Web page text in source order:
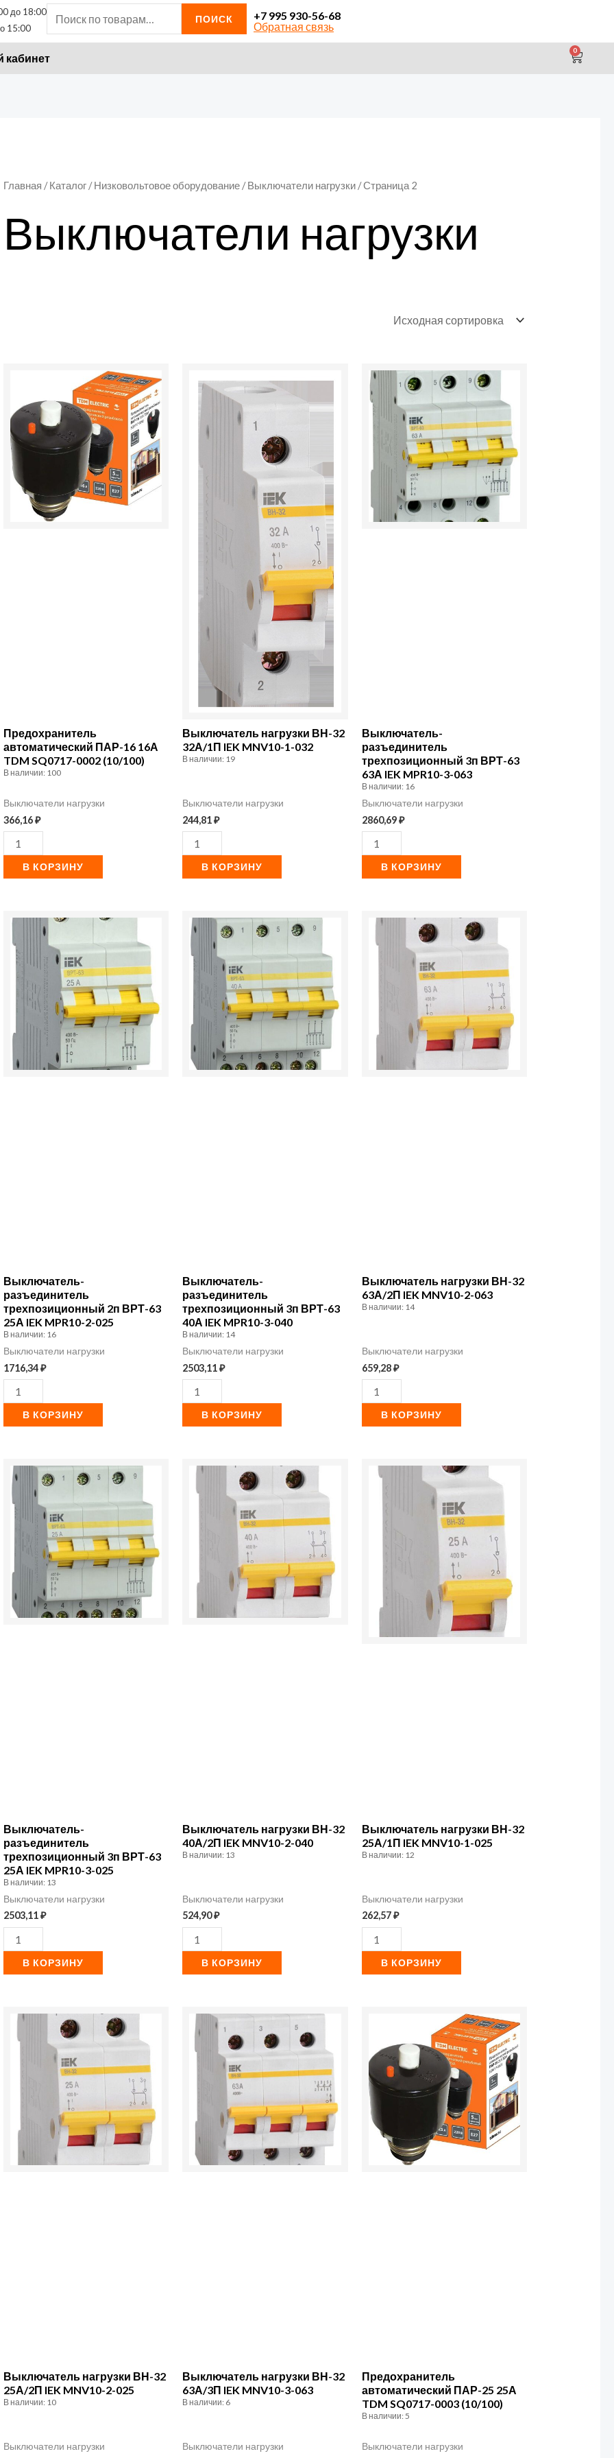
до 18:00
15:00
Искать: ПОИСК
+7 995 930-56-68
Обратная связь
кабинет
0
Главная /Каталог/Низковольтовое оборудование/Выключатели нагрузки/ Страница 2
Выключатели нагрузки
Предохранитель
автоматический ПАР-16 16А
TDM SQ0717-0002 (10/100)
В наличии: 100
Выключатели нагрузки
366,16₽
Предохранитель
автоматический
ПАР-16
16А
TDM
SQ0717-
В КОРЗИНУ
Выключатель нагрузки ВН-32
32А/1П IEK MNV10-1-032
В наличии: 19
Выключатели нагрузки
244,81₽
товара
Выключатель
нагрузки
32А/1П
MNV10-
В КОРЗИНУ
Выключатель-
разъединитель
трехпозиционный 3п ВРТ-63
63А IEK MPR10-3-063
В наличии: 16
Выключатели нагрузки
2860,69₽
Количество
товара
Выключатель-
разъединитель
трехпозиционный
3п
63А
В КОРЗИНУ
Выключатель-
разъединитель
трехпозиционный 2п ВРТ-63
25А IEK MPR10-2-025
В наличии: 16
Выключатели нагрузки
1716,34₽
Количество
товара
Выключатель-
разъединитель
трехпозиционный
ВРТ-63
25А
В КОРЗИНУ
Выключатель-
разъединитель
трехпозиционный 3п ВРТ-63
40А IEK MPR10-3-040
В наличии: 14
Выключатели нагрузки
2503,11₽
Количество
товара
Выключатель-
разъединитель
трехпозиционный
40А
В КОРЗИНУ
Выключатель нагрузки ВН-32
63А/2П IEK MNV10-2-063
В наличии: 14
Выключатели нагрузки
659,28₽
Количество
товара
Выключатель
IEK
MNV10-
В КОРЗИНУ
Выключатель-
разъединитель
трехпозиционный 3п ВРТ-63
25А IEK MPR10-3-025
В наличии: 13
Выключатели нагрузки
2503,11₽
Количество
товара
Выключатель-
разъединитель
трехпозиционный
25А
В КОРЗИНУ
Выключатель нагрузки ВН-32
40А/2П IEK MNV10-2-040
В наличии: 13
Выключатели нагрузки
524,90₽
Количество
товара
Выключатель
IEK
MNV10-
В КОРЗИНУ
Выключатель нагрузки ВН-32
25А/1П IEK MNV10-1-025
В наличии: 12
Выключатели нагрузки
262,57₽
Количество
нагрузки
25А/1П
MNV10-
В КОРЗИНУ
Выключатель нагрузки ВН-32
25А/2П IEK MNV10-2-025
В наличии: 10
Выключатели нагрузки
Количество
Выключатель
IEK
MNV10-
Выключатель нагрузки ВН-32
63А/3П IEK MNV10-3-063
В наличии: 6
Выключатели нагрузки
Количество
товара
Выключатель
63А/3П
IEK
MNV10-
Предохранитель
автоматический ПАР-25 25А
TDM SQ0717-0003 (10/100)
В наличии: 5
Выключатели нагрузки
Предохранитель
автоматический
ПАР-25
25А
TDM
SQ0717-